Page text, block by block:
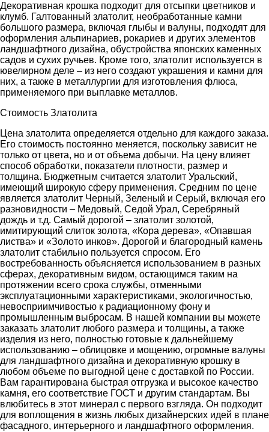
Декоративная крошка подходит для отсыпки цветников и
клумб. Галтованный златолит, необработанные камни
большого размера, включая глыбы и валуны, подходят для
оформления альпинариев, рокариев и других элементов
ландшафтного дизайна, обустройства японских каменных
садов и сухих ручьев. Кроме того, златолит используется в
ювелирном деле – из него создают украшения и камни для
них, а также в металлургии для изготовления флюса,
применяемого при выплавке металлов.
Стоимость Златолита
Цена златолита определяется отдельно для каждого заказа.
Его стоимость постоянно меняется, поскольку зависит не
только от цвета, но и от объема добычи. На цену влияет
способ обработки, показатели плотности, размер и
толщина. Бюджетным считается златолит Уральский,
имеющий широкую сферу применения. Средним по цене
является златолит Черный, Зеленый и Серый, включая его
разновидности – Медовый, Седой Урал, Серебряный
дождь и т.д. Самый дорогой – златолит золотой,
имитирующий слиток золота, «Кора дерева», «Опавшая
листва» и «Золото инков». Дорогой и благородный камень
златолит стабильно пользуется спросом. Его
востребованность объясняется использованием в разных
сферах, декоративным видом, остающимся таким на
протяжении всего срока службы, отменными
эксплуатационными характеристиками, экологичностью,
невосприимчивостью к радиационному фону и
промышленным выбросам. В нашей компании вы можете
заказать златолит любого размера и толщины, а также
изделия из него, полностью готовые к дальнейшему
использованию – облицовке и мощению, огромные валуны
для ландшафтного дизайна и декоративную крошку в
любом объеме по выгодной цене с доставкой по России.
Вам гарантирована быстрая отгрузка и высокое качество
камня, его соответствие ГОСТ и другим стандартам. Вы
влюбитесь в этот минерал с первого взгляда. Он подходит
для воплощения в жизнь любых дизайнерских идей в плане
фасадного, интерьерного и ландшафтного оформления.